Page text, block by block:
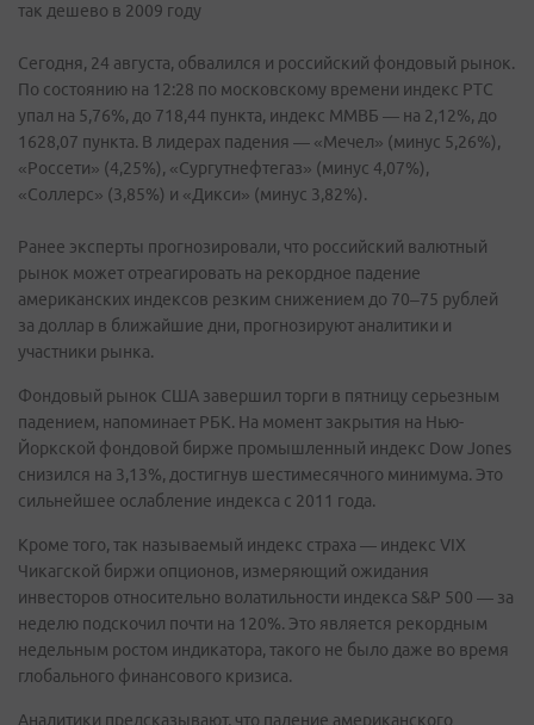
так дешево в 2009 году
Сегодня, 24 августа, обвалился и российский фондовый рынок.
По состоянию на 12:28 по московскому времени индекс РТС
упал на 5,76%, до 718,44 пункта, индекс ММВБ — на 2,12%, до
1628,07 пункта. В лидерах падения — «Мечел» (минус 5,26%),
«Россети» (4,25%), «Сургутнефтегаз» (минус 4,07%),
«Соллерс» (3,85%) и «Дикси» (минус 3,82%).
Ранее эксперты прогнозировали, что российский валютный
рынок может отреагировать на рекордное падение
американских индексов резким снижением до 70–75 рублей
за доллар в ближайшие дни, прогнозируют аналитики и
участники рынка.
Фондовый рынок США завершил торги в пятницу серьезным
падением, напоминает РБК. На момент закрытия на Нью-
Йоркской фондовой бирже промышленный индекс Dow Jones
снизился на 3,13%, достигнув шестимесячного минимума. Это
сильнейшее ослабление индекса с 2011 года.
Кроме того, так называемый индекс страха — индекс VIX
Чикагской биржи опционов, измеряющий ожидания
инвесторов относительно волатильности индекса S&P 500 — за
неделю подскочил почти на 120%. Это является рекордным
недельным ростом индикатора, такого не было даже во время
глобального финансового кризиса.
Аналитики предсказывают, что падение американского